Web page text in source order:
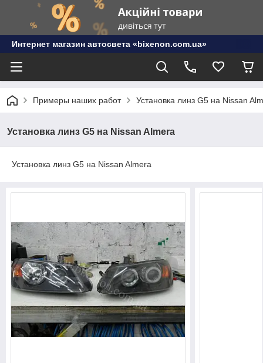
Интернет магазин автосвета «bixenon.com.ua»
Примеры наших работ Установка линз G5 на Nissan
Установка линз G5 на Nissan Almera
Установка линз G5 на Nissan Almera